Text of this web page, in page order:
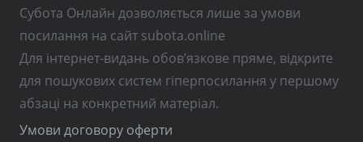
Субота Онлайн дозволяється лише за умови
посилання на сайт subota.online
Для інтернет-видань обов’язкове пряме, відкрите
для пошукових систем гіперпосилання у першому
абзаці на конкретний матеріал.
Умови договору оферти